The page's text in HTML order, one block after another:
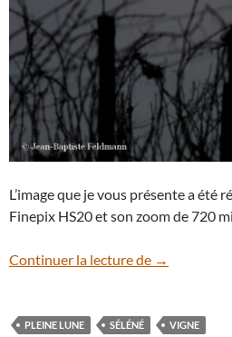
L’image que je vous présente a été
Finepix HS20 et son zoom de 720
Continuer la lecture de La Lune
→
PLEINE LUNE SÉLÉNÉ VIGNE